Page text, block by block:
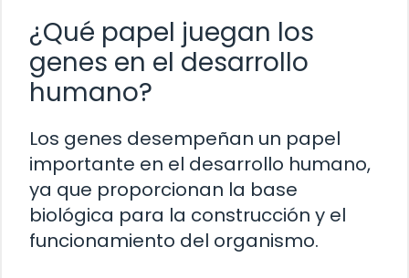
¿Qué papel juegan los
genes en el desarrollo
humano?
Los genes desempeñan un papel
importante en el desarrollo humano,
ya que proporcionan la base
biológica para la construcción y el
funcionamiento del organismo.